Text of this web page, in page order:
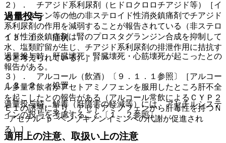
過量投与
１３．１． 症状
過量投与時、肝臓壊死・腎臓壊死・心筋壊死が起こったとの
報告がある。
１３．２． 処置
過量投与時、解毒（肝障害の軽減等）には、アセチルシステ
インの投与を考慮すること〔１．２参照〕。
適用上の注意、取扱い上の注意
２）． チアジド系利尿剤（ヒドロクロロチアジド等）［イ
ンドメタシン等の他の非ステロイド性消炎鎮痛剤でチアジド
系利尿剤の作用を減弱することが報告されている（非ステロ
イド性消炎鎮痛剤は腎のプロスタグランジン合成を抑制して
水、塩類貯留が生じ、チアジド系利尿剤の排泄作用に拮抗す
ると考えられている）］。
３）． アルコール（飲酒）〔９．１．１参照〕［アルコー
ル多量常飲者がアセトアミノフェンを服用したところ肝不全
を起こしたとの報告がある（アルコール常飲によるＣＹＰ２
Ｅ１の誘導により、アセトアミノフェンから肝毒性を持つＮ
−アセチル−ｐ−ベンゾキノンイミンへの代謝が促進され
る）］。